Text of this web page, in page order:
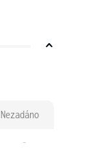
Nezadáno
-